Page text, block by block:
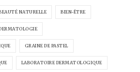
NATURELLE BIEN-ÊTRE
GRAINE DE PASTEL
LABORATOIRE DERMATOLOGIQUE